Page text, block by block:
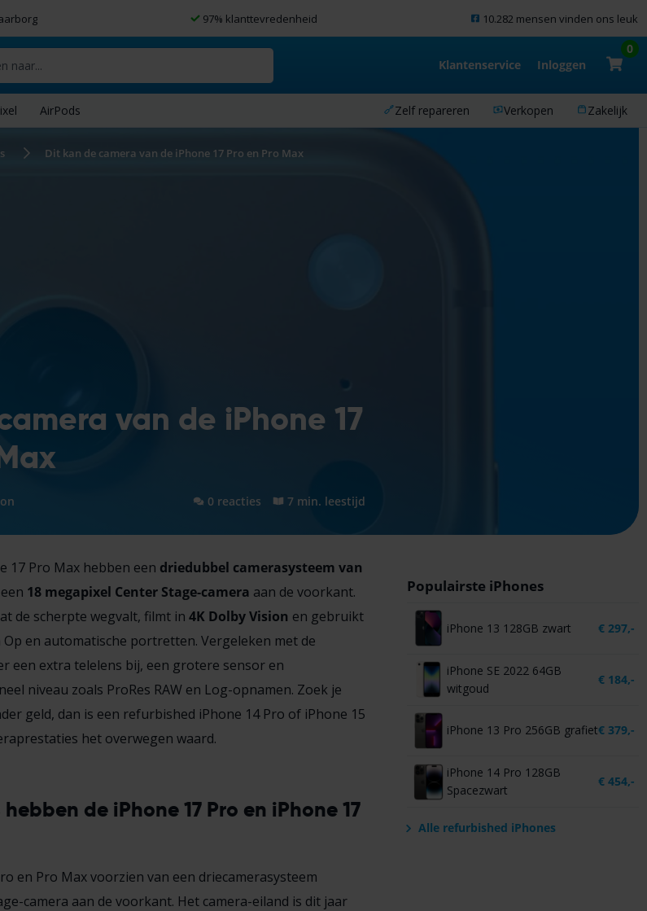
97% klanttevredenheid 10.282 mensen vinden ons leuk
Klantenservice Inloggen
0
AirPods Zelf repareren Verkopen Zakelijk
Dit kan de camera van de iPhone 17 Pro en Pro Max
van de iPhone 17
0 reacties 7 min. leestijd
17 Pro Max hebben een driedubbel camerasysteem van
18 megapixel Center Stage-camera aan de voorkant.
de scherpte wegvalt, filmt in 4K Dolby Vision en gebruikt
Op en automatische portretten. Vergeleken met de
een extra telelens bij, een grotere sensor en
niveau zoals ProRes RAW en Log-opnamen. Zoek je
geld, dan is een refurbished iPhone 14 Pro of iPhone 15
het overwegen waard.
hebben de iPhone 17 Pro en iPhone 17
en Pro Max voorzien van een driecamerasysteem
camera aan de voorkant. Het camera-eiland is dit jaar
Populairste iPhones
iPhone 13 128GB zwart € 297,-
iPhone SE 2022 64GB
witgoud
€ 184,-
iPhone 13 Pro 256GB grafiet€ 379,-
iPhone 14 Pro 128GB
Spacezwart
€ 454,-
Alle refurbished iPhones